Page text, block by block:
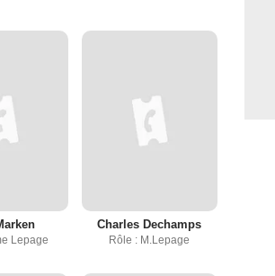
Lepage
Charles Dechamps
Rôle : M.Lepage